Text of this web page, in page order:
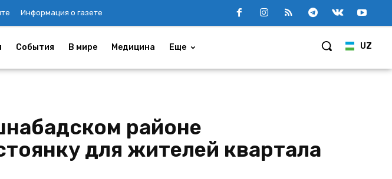
Информация о газете
UZ
События В мире Медицина Еще
районе
для жителей квартала